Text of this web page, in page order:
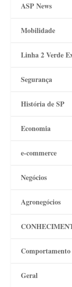
ASP News
Mobilidade
Linha 2 Verde
Segurança
História de SP
Economia
e-commerce
Negócios
Agronegócios
Comportamento
Geral